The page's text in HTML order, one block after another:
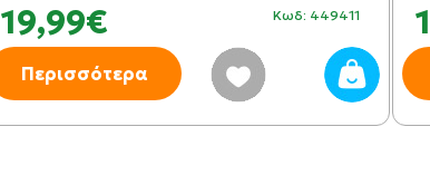
19,99€ Κωδ: 449411
Περισσότερα